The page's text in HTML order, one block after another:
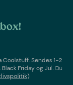
Coolstuff. Sendes 1-2
Friday og Jul. Du